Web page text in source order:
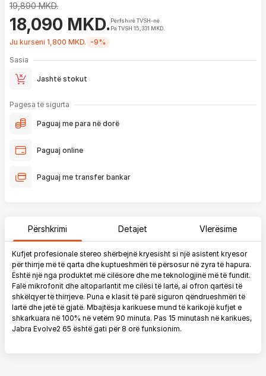
19,890 MKD.
18,090 MKD.Përfshirë TVSH-në
Pa TVSH 15,331 MKD.
Ju kurseni 1,800 MKD. -9%
Sasia
Jashtë stokut
Pagesa të sigurta
Paguaj me para në dorë
Paguaj online
Paguaj me transfer bankar
Përshkrimi Detajet Vlerësime
Kufjet profesionale stereo shërbejnë kryesisht si një asistent kryesor
për thirrje më të qarta dhe kuptueshmëri të përsosur në zyra të hapura.
Është një nga produktet më cilësore dhe me teknologjinë më të fundit.
Falë mikrofonit dhe altoparlantit me cilësi të lartë, ai ofron qartësi të
shkëlqyer të thirrjeve. Puna e klasit të parë siguron qëndrueshmëri të
lartë dhe jetë të gjatë. Mbajtësja karikuese mund të karikojë kufjet e
shkarkuara në 100% në vetëm 90 minuta. Pas 15 minutash në karikues,
Jabra Evolve2 65 është gati për 8 orë funksionim.